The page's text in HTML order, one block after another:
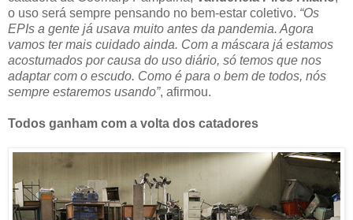
o uso será sempre pensando no bem-estar coletivo. “Os
EPIs a gente já usava muito antes da pandemia. Agora
vamos ter mais cuidado ainda. Com a máscara já estamos
acostumados por causa do uso diário, só temos que nos
adaptar com o escudo. Como é para o bem de todos, nós
sempre estaremos usando”, afirmou.
Todos ganham com a volta dos catadores